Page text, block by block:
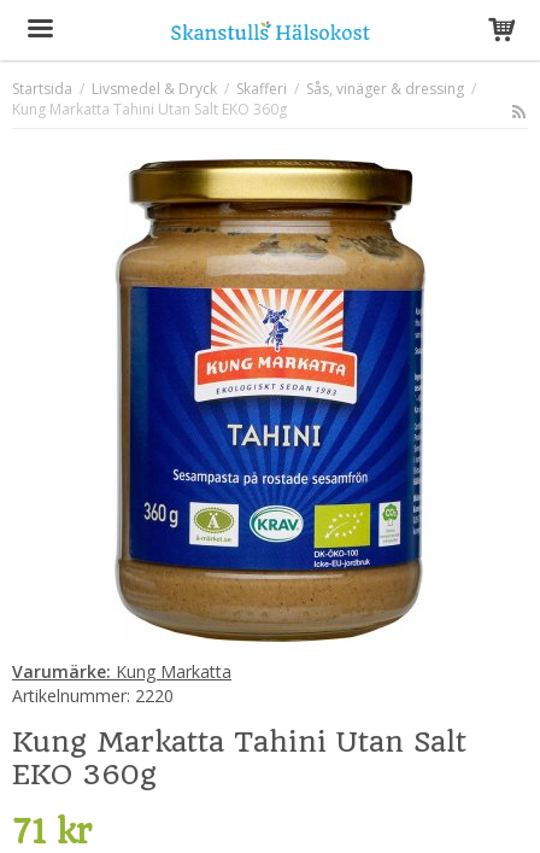
Produkten har blivit tillagd i varukorgen
Startsida / Livsmedel & Dryck / Skafferi / Sås, vinäger & dressing /
Kung Markatta Tahini Utan Salt EKO 360g
Varumärke: Kung Markatta
Artikelnummer: 2220
Kung Markatta Tahini Utan Salt
EKO 360g
71 kr